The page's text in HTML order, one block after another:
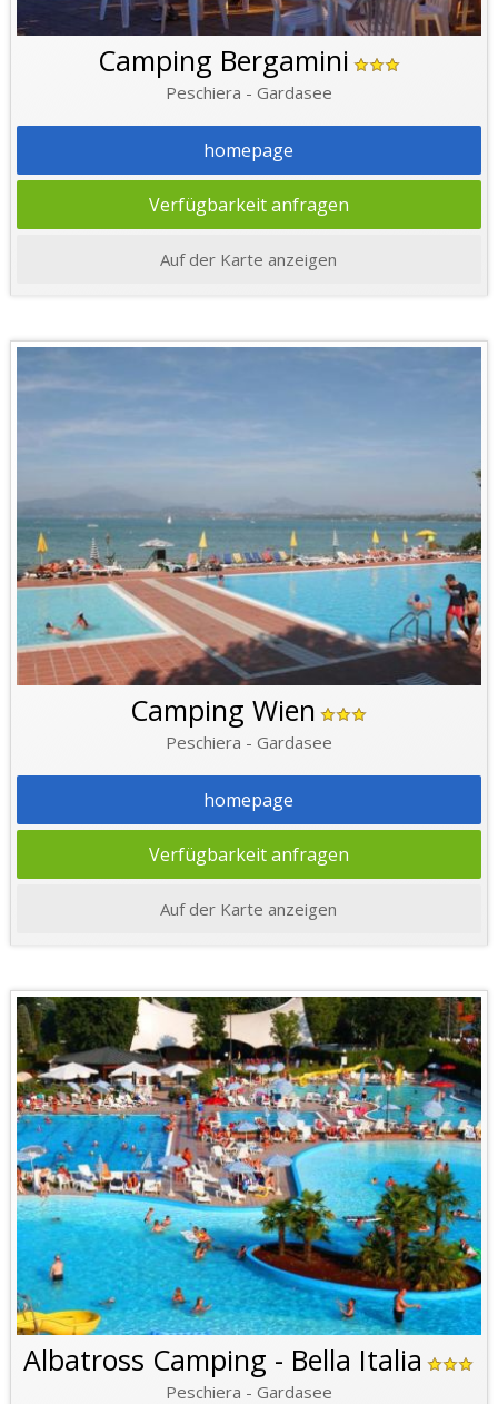
Camping Bergamini
Peschiera - Gardasee
homepage
Verfügbarkeit anfragen
Auf der Karte anzeigen
Camping Wien
Peschiera - Gardasee
homepage
Verfügbarkeit anfragen
Auf der Karte anzeigen
Albatross Camping - Bella Italia
Peschiera - Gardasee